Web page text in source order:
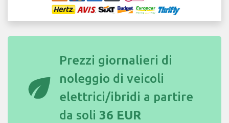
eco
Prezzi giornalieri di
noleggio di veicoli
elettrici/ibridi a partire
da soli 36 EUR